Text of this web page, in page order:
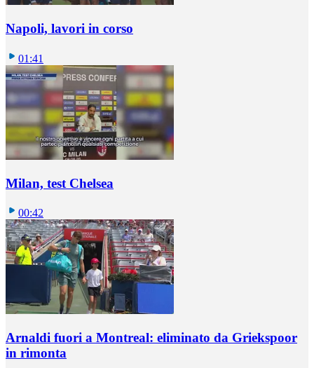
Napoli, lavori in corso
01:41
Milan, test Chelsea
00:42
Arnaldi fuori a Montreal: eliminato da Griekspoor
in rimonta